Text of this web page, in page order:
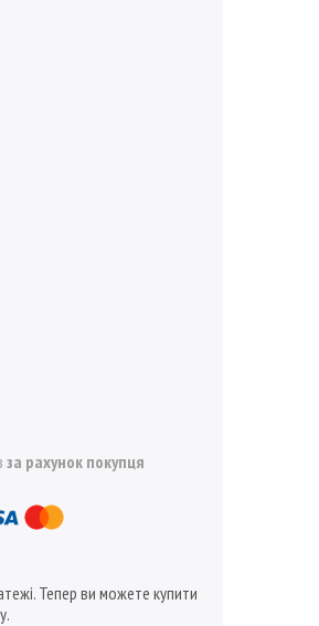
за рахунок покупця
Тепер ви можете купити